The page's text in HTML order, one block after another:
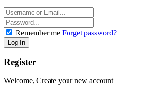
Remember me Forget password?
Register
Welcome, Create your new account